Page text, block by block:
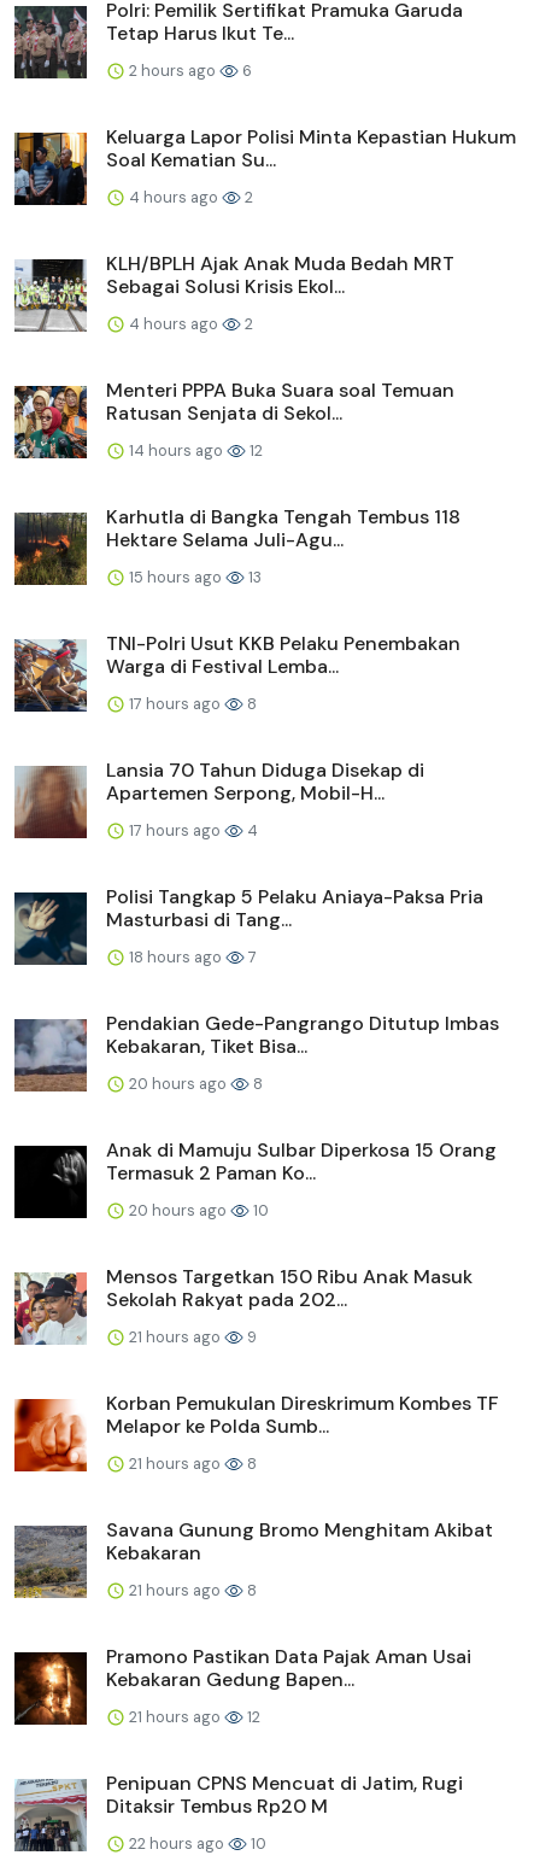
Polri: Pemilik Sertifikat Pramuka Garuda
Tetap Harus Ikut Te...
2 hours ago 6
Keluarga Lapor Polisi Minta Kepastian Hukum
Soal Kematian Su...
4 hours ago 2
KLH/BPLH Ajak Anak Muda Bedah MRT
Sebagai Solusi Krisis Ekol...
4 hours ago 2
Menteri PPPA Buka Suara soal Temuan
Ratusan Senjata di Sekol...
14 hours ago 12
Karhutla di Bangka Tengah Tembus 118
Hektare Selama Juli-Agu...
15 hours ago 13
TNI-Polri Usut KKB Pelaku Penembakan
Warga di Festival Lemba...
17 hours ago 8
Lansia 70 Tahun Diduga Disekap di
Apartemen Serpong, Mobil-H...
17 hours ago 4
Polisi Tangkap 5 Pelaku Aniaya-Paksa Pria
Masturbasi di Tang...
18 hours ago 7
Pendakian Gede-Pangrango Ditutup Imbas
Kebakaran, Tiket Bisa...
20 hours ago 8
Anak di Mamuju Sulbar Diperkosa 15 Orang
Termasuk 2 Paman Ko...
20 hours ago 10
Mensos Targetkan 150 Ribu Anak Masuk
Sekolah Rakyat pada 202...
21 hours ago 9
Korban Pemukulan Direskrimum Kombes TF
Melapor ke Polda Sumb...
21 hours ago 8
Savana Gunung Bromo Menghitam Akibat
Kebakaran
21 hours ago 8
Pramono Pastikan Data Pajak Aman Usai
Kebakaran Gedung Bapen...
21 hours ago 12
Penipuan CPNS Mencuat di Jatim, Rugi
Ditaksir Tembus Rp20 M
22 hours ago 10